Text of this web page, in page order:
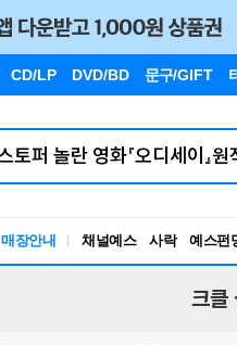
CD/LP DVD/BD 문구/GIFT
매장안내 채널예스 사락 예스펀
크클